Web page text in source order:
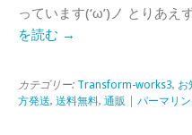
っています(‘ω’)ノ とりあ
を読む →
カテゴリー: Transform-works3, お
方発送, 送料無料, 通販 パーマリン